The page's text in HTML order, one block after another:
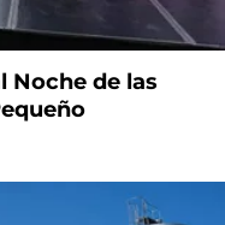
Noche de las